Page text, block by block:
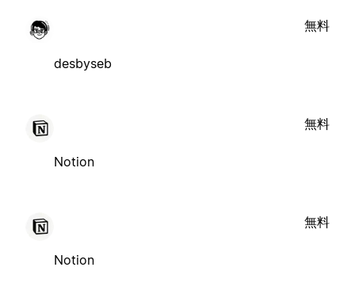
desbyseb
無料
Notion
無料
Notion
無料